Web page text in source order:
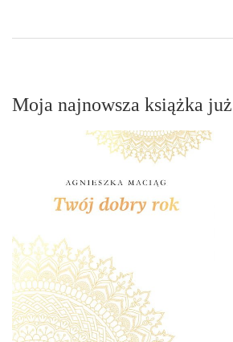
Moja najnowsza książka